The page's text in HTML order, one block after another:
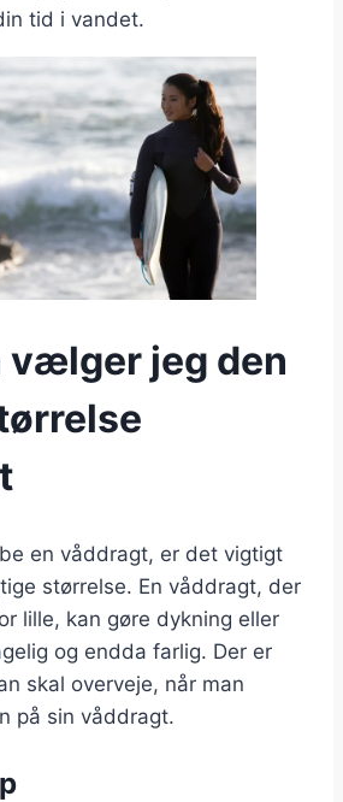
tid i vandet.
vælger jeg den
en våddragt, er det vigtigt
størrelse. En våddragt, der
lille, kan gøre dykning eller
og endda farlig. Der er
skal overveje, når man
på sin våddragt.